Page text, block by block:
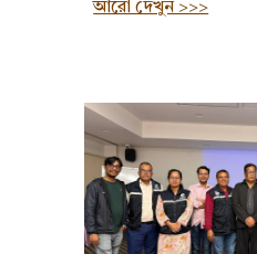
আরো দেখুন >>>